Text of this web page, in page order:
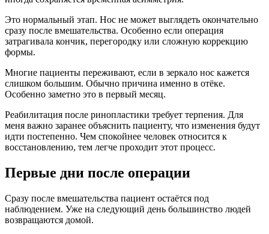
Это нормальный этап. Нос не может выглядеть окончательно
сразу после вмешательства. Особенно если операция
затрагивала кончик, перегородку или сложную коррекцию
формы.
Многие пациенты переживают, если в зеркало нос кажется
слишком большим. Обычно причина именно в отёке.
Особенно заметно это в первый месяц.
Реабилитация после ринопластики требует терпения. Для
меня важно заранее объяснить пациенту, что изменения будут
идти постепенно. Чем спокойнее человек относится к
восстановлению, тем легче проходит этот процесс.
Первые дни после операции
Сразу после вмешательства пациент остаётся под
наблюдением. Уже на следующий день большинство людей
возвращаются домой.